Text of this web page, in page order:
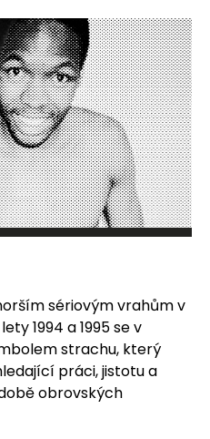
sériovým vrahům v
1994 a 1995 se v
strachu, který
práci, jistotu a
obrovských